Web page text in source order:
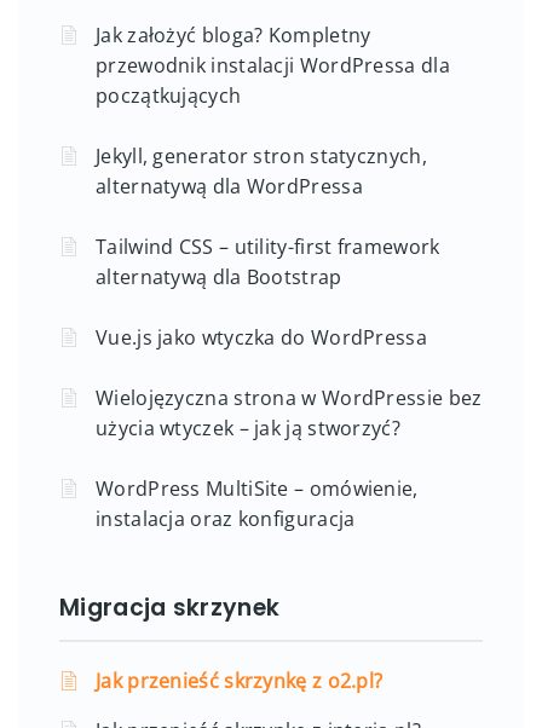
Jak założyć bloga? Kompletny
przewodnik instalacji WordPressa dla
początkujących
Jekyll, generator stron statycznych,
alternatywą dla WordPressa
Tailwind CSS – utility-first framework
alternatywą dla Bootstrap
Vue.js jako wtyczka do WordPressa
Wielojęzyczna strona w WordPressie bez
użycia wtyczek – jak ją stworzyć?
WordPress MultiSite – omówienie,
instalacja oraz konfiguracja
Migracja skrzynek
Jak przenieść skrzynkę z o2.pl?